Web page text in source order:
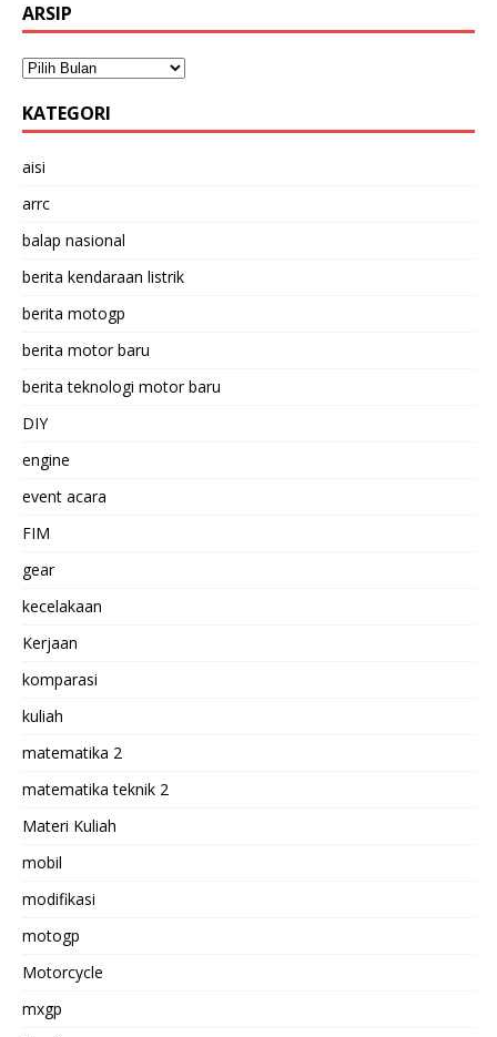
ARSIP
KATEGORI
aisi
arrc
balap nasional
berita kendaraan listrik
berita motogp
berita motor baru
berita teknologi motor baru
DIY
engine
event acara
FIM
gear
kecelakaan
Kerjaan
komparasi
kuliah
matematika 2
matematika teknik 2
Materi Kuliah
mobil
modifikasi
motogp
Motorcycle
mxgp